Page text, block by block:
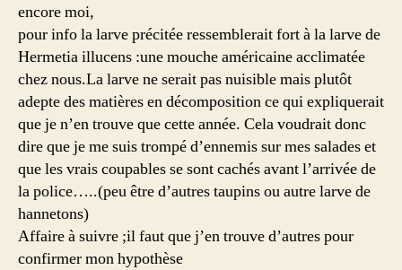
encore moi,
pour info la larve précitée ressemblerait fort à la larve de
Hermetia illucens :une mouche américaine acclimatée
chez nous.La larve ne serait pas nuisible mais plutôt
adepte des matières en décomposition ce qui expliquerait
que je n’en trouve que cette année. Cela voudrait donc
dire que je me suis trompé d’ennemis sur mes salades et
que les vrais coupables se sont cachés avant l’arrivée de
la police…..(peu être d’autres taupins ou autre larve de
hannetons)
Affaire à suivre ;il faut que j’en trouve d’autres pour
confirmer mon hypothèse